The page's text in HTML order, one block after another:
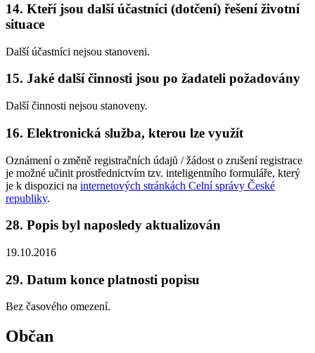
14. Kteří jsou další účastníci (dotčení) řešení životní
situace
Další účastníci nejsou stanoveni.
15. Jaké další činnosti jsou po žadateli požadovány
Další činnosti nejsou stanoveny.
16. Elektronická služba, kterou lze využít
Oznámení o změně registračních údajů / žádost o zrušení registrace
je možné učinit prostřednictvím tzv. inteligentního formuláře, který
je k dispozici na internetových stránkách Celní správy České
republiky.
28. Popis byl naposledy aktualizován
19.10.2016
29. Datum konce platnosti popisu
Bez časového omezení.
Občan